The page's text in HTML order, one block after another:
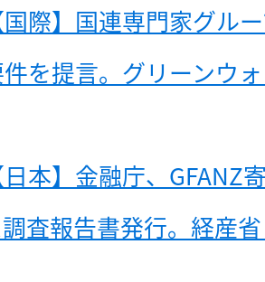
国際】国連専門家グル
を提言。グリーンウ
日本】金融庁、
査報告書発行。経産